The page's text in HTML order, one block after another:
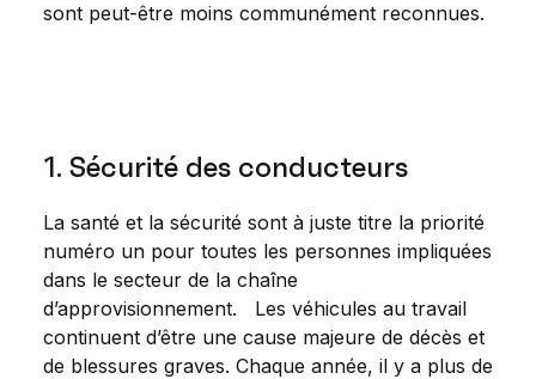
sont peut-être moins communément reconnues.
1. Sécurité des conducteurs
La santé et la sécurité sont à juste titre la priorité
numéro un pour toutes les personnes impliquées
dans le secteur de la chaîne
d’approvisionnement. Les véhicules au travail
continuent d’être une cause majeure de décès et
de blessures graves. Chaque année, il y a plus de